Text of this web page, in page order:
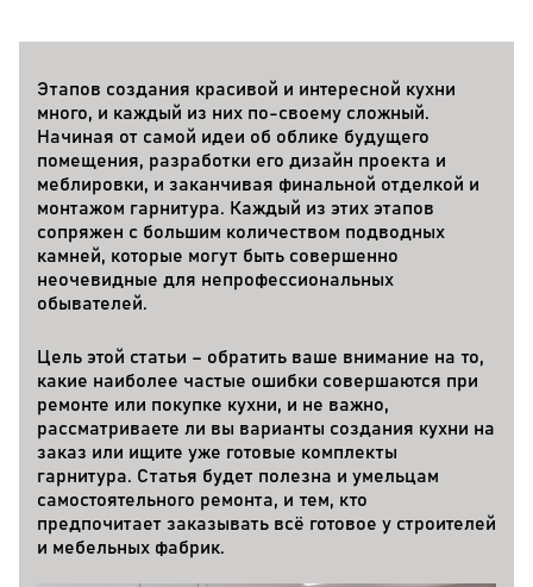
Этапов создания красивой и интересной кухни
много, и каждый из них по-своему сложный.
Начиная от самой идеи об облике будущего
помещения, разработки его дизайн проекта и
меблировки, и заканчивая финальной отделкой и
монтажом гарнитура. Каждый из этих этапов
сопряжен с большим количеством подводных
камней, которые могут быть совершенно
неочевидные для непрофессиональных
обывателей.
Цель этой статьи – обратить ваше внимание на то,
какие наиболее частые ошибки совершаются при
ремонте или покупке кухни, и не важно,
рассматриваете ли вы варианты создания кухни на
заказ или ищите уже готовые комплекты
гарнитура. Статья будет полезна и умельцам
самостоятельного ремонта, и тем, кто
предпочитает заказывать всё готовое у строителей
и мебельных фабрик.